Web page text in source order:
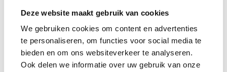
Deze website maakt gebruik van cookies
We gebruiken cookies om content en advertenties
te personaliseren, om functies voor social media te
bieden en om ons websiteverkeer te analyseren.
Ook delen we informatie over uw gebruik van onze
MAMA THIRZA VLOG: OP
VAKANTIE & TWEE ZIEKE
KINDEREN